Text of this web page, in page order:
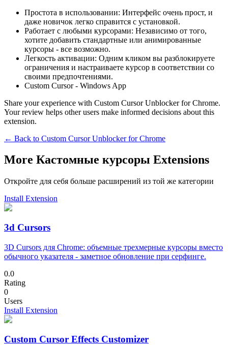
Простота в использовании: Интерфейс очень прост, и
даже новичок легко справится с установкой.
Работает с любыми курсорами: Независимо от того,
хотите добавить стандартные или анимированные
курсоры - все возможно.
Легкость активации: Одним кликом вы разблокируете
ограничения и настраиваете курсор в соответствии со
своими предпочтениями.
Custom Cursor - Windows App
Share your experience with Custom Cursor Unblocker for Chrome.
Your review helps other users make informed decisions about this
extension.
← Back to Custom Cursor Unblocker for Chrome
More Кастомные курсоры Extensions
Откройте для себя больше расширений из той же категории
Install Extension
3d Cursors
3D Cursors для Chrome: объемные трехмерные курсоры вместо
обычного указателя - заметное обновление при серфинге.
0.0
Rating
0
Users
Install Extension
Custom Cursor Effects Customizer